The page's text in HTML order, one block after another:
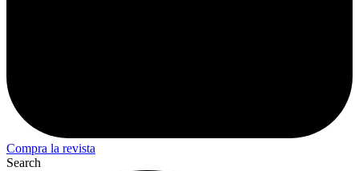
Compra la revista
Search